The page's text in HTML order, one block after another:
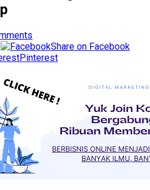
Share on Facebook
Pinterest